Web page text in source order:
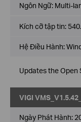
Ngôn Ngữ: Multi-
Kích cỡ tập tin:
Hệ Điều Hành:
Updates the
VIGI
Ngày Phát Hành: